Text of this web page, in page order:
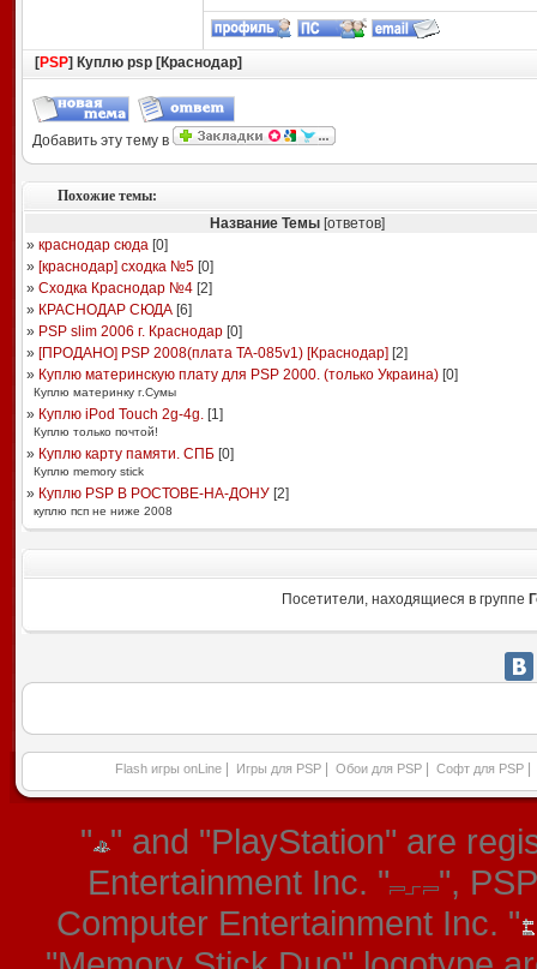
[PSP] Куплю psp [Краснодар]
Добавить эту тему в
Похожие темы:
Название Темы [ответов]
» краснодар сюда[0]
» [краснодар] сходка №5[0]
» Сходка Краснодар №4[2]
» КРАСНОДАР СЮДА[6]
» PSP slim 2006 г. Краснодар[0]
» [ПРОДАНО] PSP 2008(плата TA-085v1) [Краснодар] [2]
» Куплю материнскую плату для PSP 2000. (только Украина)[0]
Куплю материнку г.Сумы
» Куплю iPod Touch 2g-4g.[1]
Куплю только почтой!
» Куплю карту памяти. СПБ[0]
Куплю memory stick
» Куплю PSP В РОСТОВЕ-НА-ДОНУ[2]
куплю псп не ниже 2008
Посетители, находящиеся в группе
Flash игры onLine Игры для PSP Обои для PSP Софт для PSP
" " and "PlayStation" are
Entertainment Inc. "
",
Computer Entertainment Inc. "